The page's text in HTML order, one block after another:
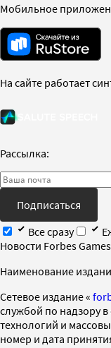
Мобильное
На сайте работает
Рассылка:
Подписаться
Все сразу
Новости Forbes Games
Наименование
Cетевое издание «
службой по надзору
технологий и
номер и дата